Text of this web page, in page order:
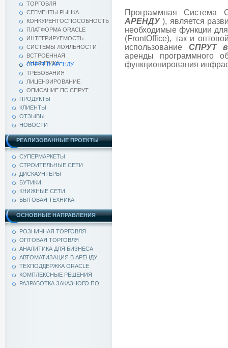
ТОРГОВЛЯ
СЕГМЕНТЫ РЫНКА
КОНКУРЕНТОСПОСОБНОСТЬ
ПЛАТФОРМА ORACLE
ИНТЕГРИРУЕМОСТЬ
СИСТЕМЫ ЛОЯЛЬНОСТИ
ВСТРОЕННАЯ
АНАЛИТИКА
СПРУТ В АРЕНДУ
ТРЕБОВАНИЯ
ЛИЦЕНЗИРОВАНИЕ
ОПИСАНИЕ ПС СПРУТ
ПРОДУКТЫ
КЛИЕНТЫ
ОТЗЫВЫ
НОВОСТИ
РЕАЛИЗОВАННЫЕ ПРОЕКТЫ
СУПЕРМАРКЕТЫ
СТРОИТЕЛЬНЫЕ СЕТИ
ДИСКАУНТЕРЫ
БУТИКИ
КНИЖНЫЕ СЕТИ
БЫТОВАЯ ТЕХНИКА
ОСНОВНЫЕ НАПРАВЛЕНИЯ
РОЗНИЧНАЯ ТОРГОВЛЯ
ОПТОВАЯ ТОРГОВЛЯ
АНАЛИТИКА ДЛЯ БИЗНЕСА
АВТОМАТИЗАЦИЯ В АРЕНДУ
ТЕХПОДДЕРЖКА ORACLE
КОМПЛЕКСНЫЕ РЕШЕНИЯ
РАЗРАБОТКА ЗАКАЗНОГО ПО
Программная
АРЕНДУ ), является
необходимые функции для
(FrontOffice), так и
использование СПРУТ
аренды программного
функционирования